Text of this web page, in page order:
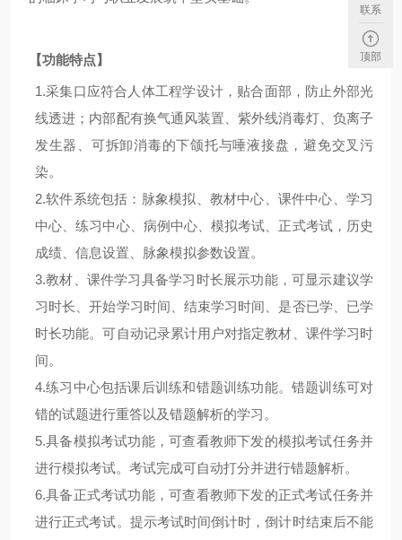
【功能特点】
1.采集口应符合人体工程学设计，贴合面部，防止外部光
线透进；内部配有换气通风装置、紫外线消毒灯、 负离子
发生器、 可拆卸消毒的下颌托与唾液接盘，避免交叉污
染。
2.软件系统包括：脉象模拟、教材中心、课件中心、学习
中心、练习中心、病例中心、模拟考试、正式考试，历史
成绩、信息设置、脉象模拟参数设置。
3.教材、课件学习具备学习时长展示功能，可显示建议学
习时长、开始学习时间、结束学习时间、是否已学、已学
时长功能。可自动记录累计用户对指定教材、课件学习时
间。
4.练习中心包括课后训练和错题训练功能。错题训练可对
错的试题进行重答以及错题解析的学习。
5.具备模拟考试功能，可查看教师下发的模拟考试任务并
进行模拟考试。考试完成可自动打分并进行错题解析。
6.具备正式考试功能，可查看教师下发的正式考试任务并
进行正式考试。提示考试时间倒计时，倒计时结束后不能
联系
顶部